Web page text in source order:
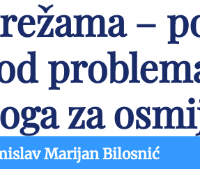
–
za
Marijan Bilosnić